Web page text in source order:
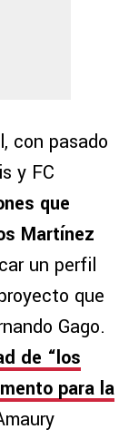
con pasado
y FC
que
Martínez
un perfil
que
Gago.
de “los
para la